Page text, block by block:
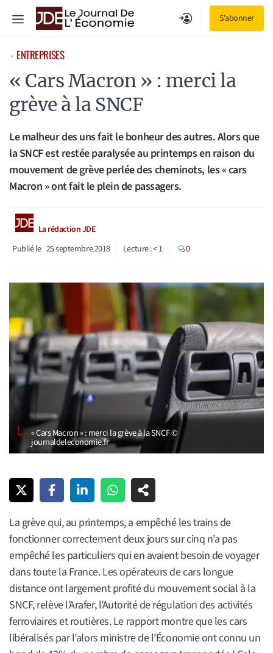
S'abonner
Menu
⋅ ENTREPRISES
« Cars Macron » : merci la
grève à la SNCF
Le malheur des uns fait le bonheur des autres. Alors que
la SNCF est restée paralysée au printemps en raison du
mouvement de grève perlée des cheminots, les « cars
Macron » ont fait le plein de passagers.
La rédaction JDE
Publié le 25 septembre 2018 Lecture :< 1 0
« Cars Macron » : merci la grève à la SNCF ©
journaldeleconomie.fr
La grève qui, au printemps, a empêché les trains de
fonctionner correctement deux jours sur cinq n’a pas
empêché les particuliers qui en avaient besoin de voyager
dans toute la France. Les opérateurs de cars longue
distance ont largement profité du mouvement social à la
SNCF, relève l’Arafer, l’Autorité de régulation des activités
ferroviaires et routières. Le rapport montre que les cars
libéralisés par l’alors ministre de l’Économie ont connu un